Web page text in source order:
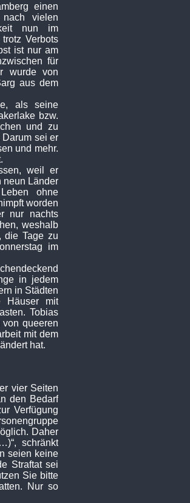
einen
vielen
nun im
Verbots
ist nur am
für
wurde von
aus dem
als seine
bzw.
und zu
Darum sei er
und mehr.
weil er
neun Länder
ohne
worden
nur nachts
weshalb
die Tage zu
im
in jedem
in Städten
Häuser mit
Tobias
queeren
mit dem
hat.
vier Seiten
den Bedarf
Verfügung
Daher
schränkt
seien keine
Straftat sei
Sie bitte
Nur so